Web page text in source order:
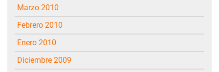
marzo 2010
febrero 2010
enero 2010
diciembre 2009